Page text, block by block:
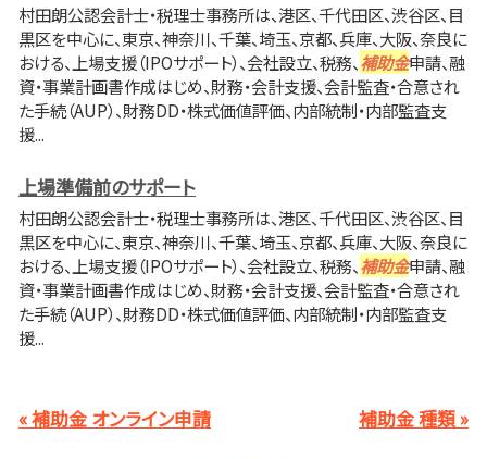
村田朗公認会計士・税理士事務所は、港区、千代田区、渋谷区、目
黒区を中心に、東京、神奈川、千葉、埼玉、京都、兵庫、大阪、奈良に
おける、上場支援（IPOサポート）、会社設立、税務、補助金申請、融
資・事業計画書作成はじめ、財務・会計支援、会計監査・合意され
た手続（AUP）、財務DD・株式価値評価、内部統制・内部監査支
援...
上場準備前のサポート
村田朗公認会計士・税理士事務所は、港区、千代田区、渋谷区、目
黒区を中心に、東京、神奈川、千葉、埼玉、京都、兵庫、大阪、奈良に
おける、上場支援（IPOサポート）、会社設立、税務、補助金申請、融
資・事業計画書作成はじめ、財務・会計支援、会計監査・合意され
た手続（AUP）、財務DD・株式価値評価、内部統制・内部監査支
援...
« 補助金 オンライン申請 補助金 種類 »